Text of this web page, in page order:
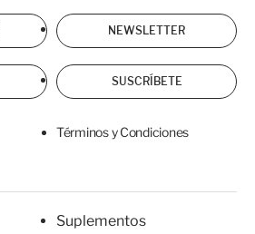
NEWSLETTER
SUSCRÍBETE
Términos y Condiciones
Suplementos